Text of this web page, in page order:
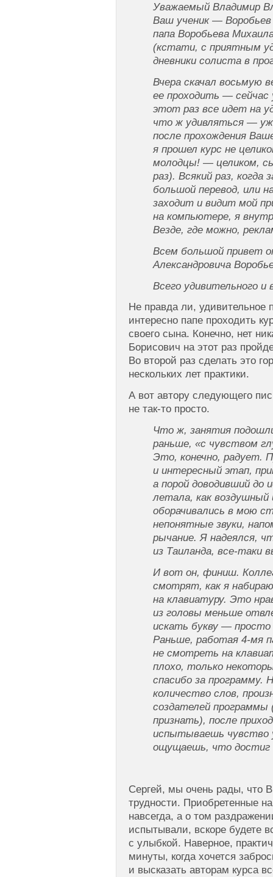
Уважаемый Владимир
Ваш ученик —
папа Воробьева
(кстати, с приятным
дневники солиста в
Вчера скачал восьмую
ее проходить — сейчас
этот раз все идет на
что ж удивляться —
после прохождения
я прошел курс не
молодцы! — целиком,
раз). Всякий раз, когда
большой перевод, или
заходит и видит мой
на компьютере, я
Везде, где можно,
Всем большой привет
Александровича
Всего удивительного и
Не правда ли, удивительное
интересно папе проходить
своего сына. Конечно, нет
Борисович на этот раз
Во второй раз сделать это
нескольких лет практики.
А вот автору следующего
не так-то просто.
Что ж, занятия
раньше, «с чувством
Это, конечно, радует.
и интересный этап,
а порой доводивший до
летала, как воздушный
оборачивались в мою
непонятные звуки,
рычание. Я надеялся,
из Таиланда, все-таки
И вот он, финиш.
смотрят, как я
на клавиатуру. Это
из головы меньше
искать букву —
Раньше, работая 4-мя
не смотреть на
плохо, только
спасибо за программу.
количество слов,
создателей программы
признать), после
испытываешь чувство
ощущаешь, что достиг
Сергей, мы очень рады, что
трудности. Приобретенные
навсегда, а о том
испытывали, вскоре будете
с улыбкой. Наверное,
минуты, когда хочется
и высказать авторам курса